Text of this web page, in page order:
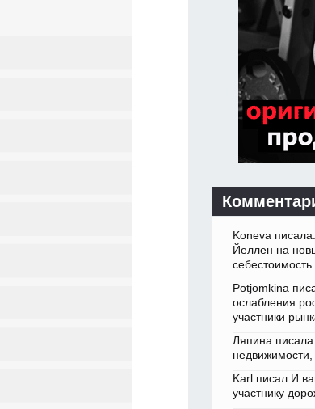
Koneva
Йеллен на
Potjomkina
ослабления
участники
Ляпина
недвижимости,
Karl писал:И
участнику